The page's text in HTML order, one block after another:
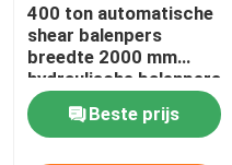
400 ton automatische
shear balenpers
breedte 2000 mm
hydraulische balenpers
Beste prijs